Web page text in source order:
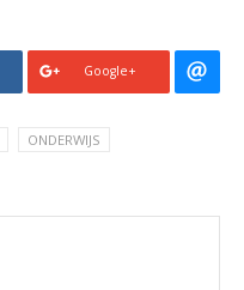
Google+
ONDERWIJS